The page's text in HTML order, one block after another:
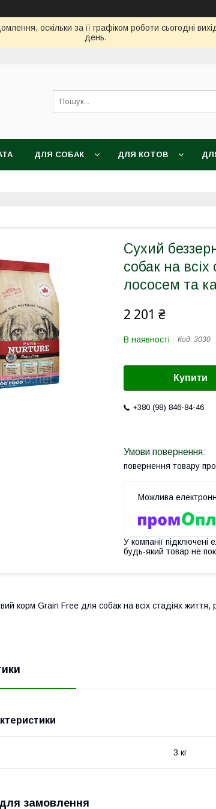
оскільки за її графіком роботи сьогодні
день.
ДЛЯ СОБАК ДЛЯ КОТОВ
Сухий
собак на
лососем та
2 201 ₴
В наявності Код: 3030
Купити
+380 (98) 846-84-46
повернення товару
У компанії підключені
будь-який товар не
корм Grain Free для собак на всіх стадіях життя,
3 кг
замовлення